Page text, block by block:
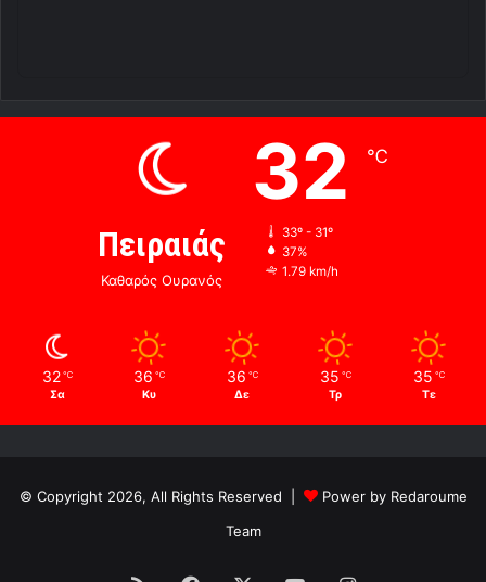
Πειραιάς
Καθαρός Ουρανός
32 ℃
33º - 31º
37%
1.79 km/h
32 ℃
Σα
36 ℃
Κυ
36 ℃
Δε
35 ℃
Τρ
35 ℃
Τε
© Copyright 2026, All Rights Reserved |
Power by Redaroume
Team